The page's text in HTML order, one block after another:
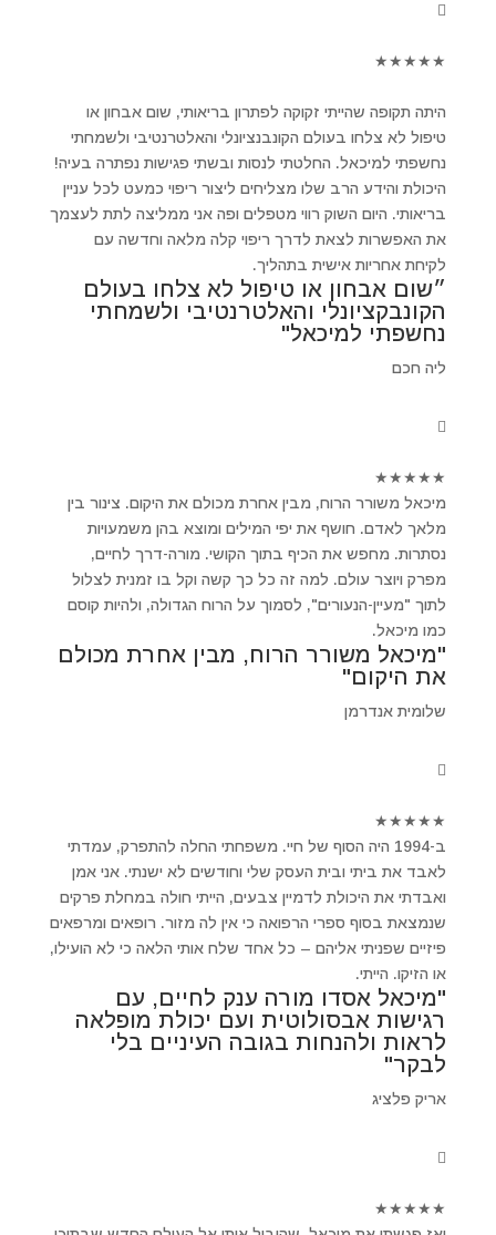
★
★
★
★
★
היתה תקופה שהייתי זקוקה לפתרון בריאותי, שום אבחון או
טיפול לא צלחו בעולם הקונבנציונלי והאלטרנטיבי ולשמחתי
נחשפתי למיכאל. החלטתי לנסות ובשתי פגישות נפתרה בעיה!
היכולת והידע הרב שלו מצליחים ליצור ריפוי כמעט לכל עניין
בריאותי. היום השוק רווי מטפלים ופה אני ממליצה לתת לעצמך
את האפשרות לצאת לדרך ריפוי קלה מלאה וחדשה עם
לקיחת אחריות אישית בתהליך.
״שום אבחון או טיפול לא צלחו בעולם
הקונבקציונלי והאלטרנטיבי ולשמחתי
נחשפתי למיכאל"
ליה חכם
★
★
★
★
★
מיכאל משורר הרוח, מבין אחרת מכולם את היקום. צינור בין
מלאך לאדם. חושף את יפי המילים ומוצא בהן משמעויות
נסתרות. מחפש את הכיף בתוך הקושי. מורה-דרך לחיים,
מפרק ויוצר עולם. למה זה כל כך קשה וקל בו זמנית לצלול
לתוך "מעיין-הנעורים", לסמוך על הרוח הגדולה, ולהיות קוסם
כמו מיכאל.
"מיכאל משורר הרוח, מבין אחרת מכולם
את היקום"
שלומית אנדרמן
★
★
★
★
★
ב-1994 היה הסוף של חיי. משפחתי החלה להתפרק, עמדתי
לאבד את ביתי ובית העסק שלי וחודשים לא ישנתי. אני אמן
ואבדתי את היכולת לדמיין צבעים, הייתי חולה במחלת פרקים
שנמצאת בסוף ספרי הרפואה כי אין לה מזור. רופאים ומרפאים
פיזיים שפניתי אליהם – כל אחד שלח אותי הלאה כי לא הועילו,
או הזיקו. הייתי.
"מיכאל אסדו מורה ענק לחיים, עם
רגישות אבסולוטית ועם יכולת מופלאה
לראות ולהנחות בגובה העיניים בלי
לבקר"
אריק פלציג
★
★
★
★
★